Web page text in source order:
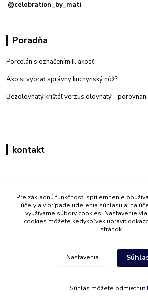
@celebration_by_mati
Poradňa
Porcelán s označením II. akosť
Ako si vybrať správny kuchynský nôž?
Bezolovnatý krištáľ verzus olovnatý -
kontakt
+421 908 861 051
(Po - Pia 7:30-15:30)
info@mati.sk
Pre základnú funkčnosť, spríjemnenie
účely a v prípade udelenia súhlasu aj na
využívame súbory cookies. Nastavenie
cookies môžete kedykoľvek upraviť
stránok.
Nastavenia
Súhlas môžete odmietnuť